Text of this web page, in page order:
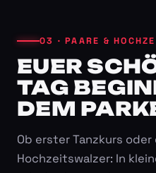
03 · PAARE &
EUER
TAG
DEM
Ob erster Tanzkurs
Hochzeitswalzer: In